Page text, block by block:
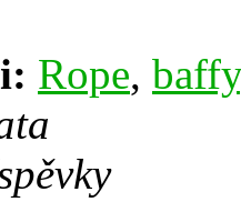
Rope, baffy